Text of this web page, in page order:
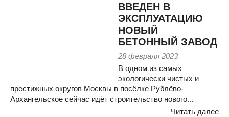
ВВЕДЕН В
ЭКСПЛУАТАЦИЮ
НОВЫЙ
БЕТОННЫЙ ЗАВОД
28 февраля 2023
В одном из самых
экологически чистых и
престижных округов Москвы в посёлке Рублёво-
Архангельское сейчас идёт строительство нового...
Читать далее